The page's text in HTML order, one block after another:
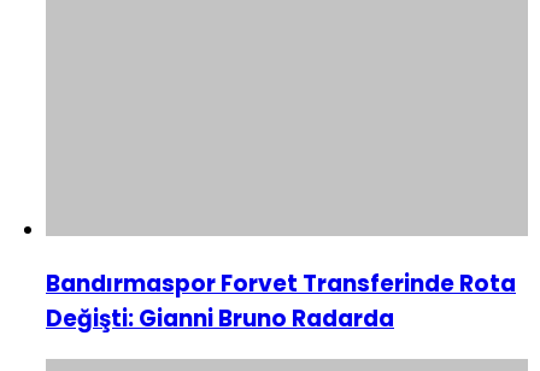
Bandırmaspor Forvet Transferinde Rota
Değişti: Gianni Bruno Radarda